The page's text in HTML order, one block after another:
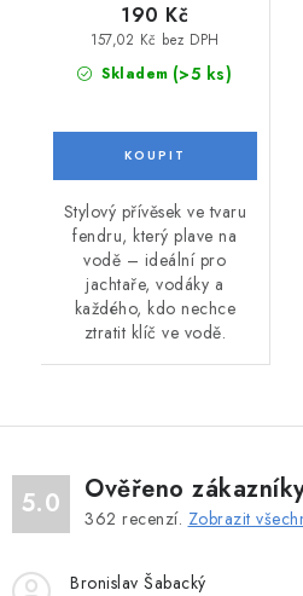
Skladem (>5 ks)
157,02 Kč bez DPH
190 Kč
Stylový přívěsek ve tvaru
fendru, který plave na
vodě – ideální pro
jachtaře, vodáky a
každého, kdo nechce
ztratit klíč ve vodě.
5.0 Ověřeno
362 recenzí. Zobrazit
Bronislav Šabacký